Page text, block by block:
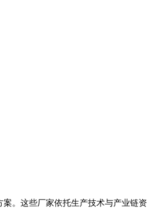
。这些厂家依托生产技术与产业链资